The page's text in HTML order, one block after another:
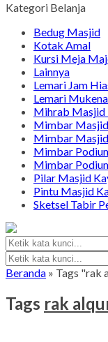
Kategori Belanja
Bedug Masjid
Kotak Amal
Kursi Meja
Lainnya
Lemari Jam
Lemari
Mihrab Masjid
Mimbar
Mimbar
Mimbar
Mimbar
Pilar Masjid
Pintu Masjid
Sketsel Tabir
Beranda » Tags "rak
Tags rak